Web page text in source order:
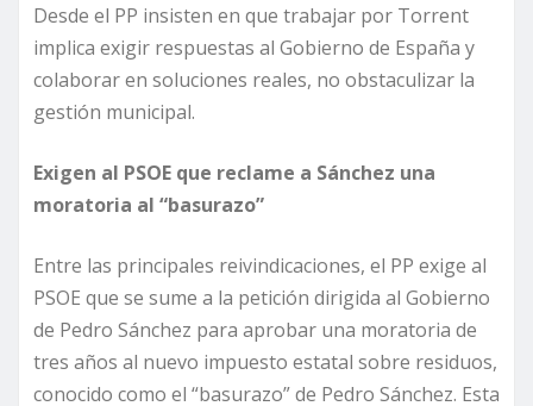
Desde el PP insisten en que trabajar por Torrent
implica exigir respuestas al Gobierno de España y
colaborar en soluciones reales, no obstaculizar la
gestión municipal.
Exigen al PSOE que reclame a Sánchez una
moratoria al “basurazo”
Entre las principales reivindicaciones, el PP exige al
PSOE que se sume a la petición dirigida al Gobierno
de Pedro Sánchez para aprobar una moratoria de
tres años al nuevo impuesto estatal sobre residuos,
conocido como el “basurazo” de Pedro Sánchez. Esta